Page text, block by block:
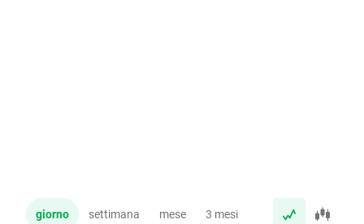
giorno settimana mese 3 mesi anno